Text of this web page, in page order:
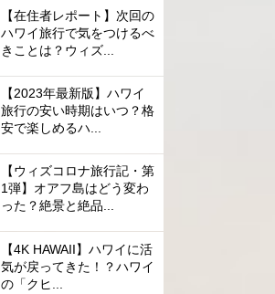
【在住者レポート】次回の
ハワイ旅行で気をつけるべ
きことは？ウィズ...
【2023年最新版】ハワイ
旅行の安い時期はいつ？格
安で楽しめるハ...
【ウィズコロナ旅行記・第
1弾】オアフ島はどう変わ
った？絶景と絶品...
【4K HAWAII】ハワイに活
気が戻ってきた！？ハワイ
の「クヒ...